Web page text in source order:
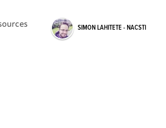
SIMON LAHITETE - NACSTI